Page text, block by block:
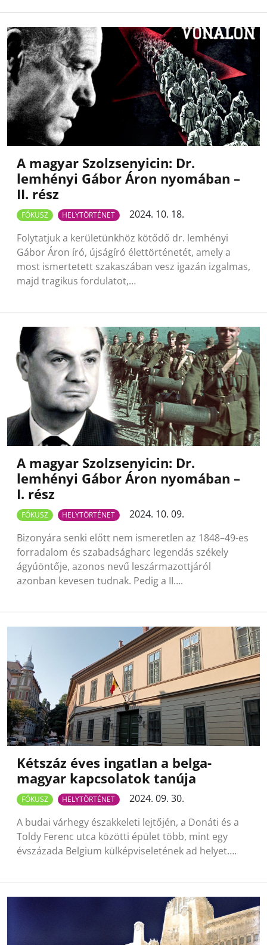
A magyar Szolzsenyicin: Dr.
lemhényi Gábor Áron nyomában –
II. rész
FÓKUSZ HELYTÖRTÉNET
2024. 10. 18.
Folytatjuk a kerületünkhöz kötődő dr. lemhényi
Gábor Áron író, újságíró élettörténetét, amely a
most ismertetett szakaszában vesz igazán izgalmas,
majd tragikus fordulatot,…
A magyar Szolzsenyicin: Dr.
lemhényi Gábor Áron nyomában –
I. rész
FÓKUSZ HELYTÖRTÉNET
2024. 10. 09.
Bizonyára senki előtt nem ismeretlen az 1848–49-es
forradalom és szabadságharc legendás székely
ágyúöntője, azonos nevű leszármazottjáról
azonban kevesen tudnak. Pedig a II….
Kétszáz éves ingatlan a belga-
magyar kapcsolatok tanúja
FÓKUSZ HELYTÖRTÉNET
2024. 09. 30.
A budai várhegy északkeleti lejtőjén, a Donáti és a
Toldy Ferenc utca közötti épület több, mint egy
évszázada Belgium külképviseletének ad helyet….